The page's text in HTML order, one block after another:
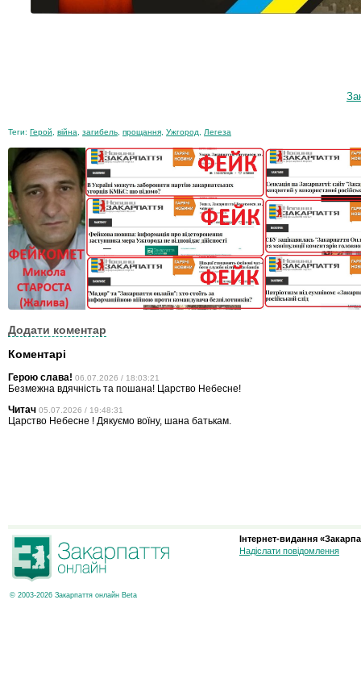
Теги: Герой війна загибель прощання Ужгород Легеза
Додати коментар
Коментарі
Герою слава! 06.07.2026 / 18:03:21
Безмежна вдячність та пошана! Царство Небесне!
Читач 05.07.2026 / 19:48:31
Царство Небесне ! Дякуємо воїну, шана батькам.
© 2003-2026 Закарпаття онлайн Beta
Інтернет-видання
Надіслати повідомлення